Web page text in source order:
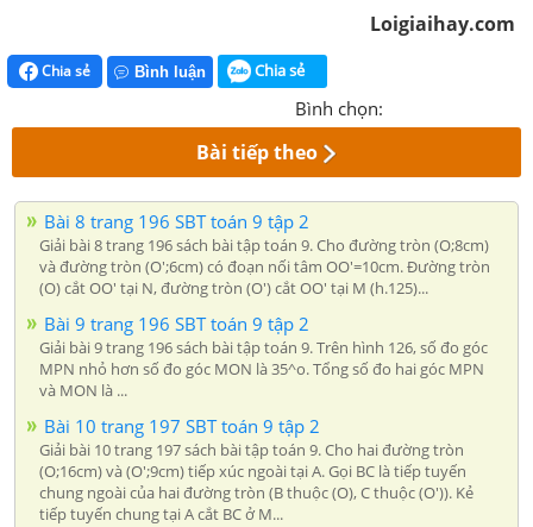
Loigiaihay.com
Chia sẻ Bình luận Chia sẻ
Bình chọn:
Bài tiếp theo
Bài 8 trang 196 SBT toán 9 tập 2
Giải bài 8 trang 196 sách bài tập toán 9. Cho đường tròn (O;8cm)
và đường tròn (O';6cm) có đoạn nối tâm OO'=10cm. Đường tròn
(O) cắt OO' tại N, đường tròn (O') cắt OO' tại M (h.125)...
Bài 9 trang 196 SBT toán 9 tập 2
Giải bài 9 trang 196 sách bài tập toán 9. Trên hình 126, số đo góc
MPN nhỏ hơn số đo góc MON là 35^o. Tổng số đo hai góc MPN
và MON là ...
Bài 10 trang 197 SBT toán 9 tập 2
Giải bài 10 trang 197 sách bài tập toán 9. Cho hai đường tròn
(O;16cm) và (O';9cm) tiếp xúc ngoài tại A. Gọi BC là tiếp tuyến
chung ngoài của hai đường tròn (B thuộc (O), C thuộc (O')). Kẻ
tiếp tuyến chung tại A cắt BC ở M...